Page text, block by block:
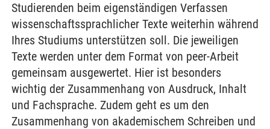
Studierenden beim eigenständigen Verfassen
wissenschaftssprachlicher Texte weiterhin während
Ihres Studiums unterstützen soll. Die jeweiligen
Texte werden unter dem Format von peer-Arbeit
gemeinsam ausgewertet. Hier ist besonders
wichtig der Zusammenhang von Ausdruck, Inhalt
und Fachsprache. Zudem geht es um den
Zusammenhang von akademischem Schreiben und